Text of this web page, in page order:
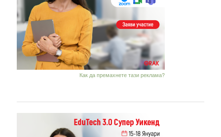
Как да премахнете тази реклама?